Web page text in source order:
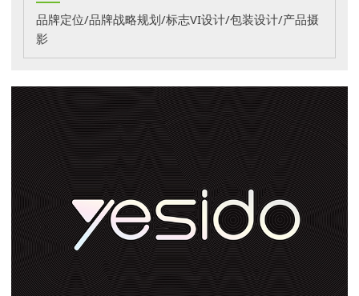
品牌定位/品牌战略规划/标志VI设计/包装设计/产品摄
影